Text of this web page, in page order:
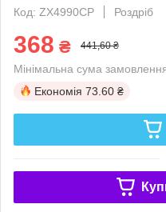
Код: ZX4990CP
Роздріб
368 ₴ 441,60 ₴
Мінімальна сума
Економія 73.60 ₴